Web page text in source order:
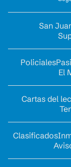
San
Policiales
El
Cartas del
Clasificados